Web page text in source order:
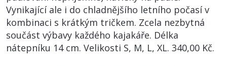
Vynikající ale i do chladnějšího letního počasí v
kombinaci s krátkým tričkem. Zcela nezbytná
součást výbavy každého kajakáře. Délka
nátepníku 14 cm. Velikosti S, M, L, XL. 340,00 Kč.